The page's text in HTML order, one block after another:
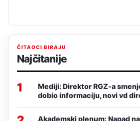
ČITAOCI BIRAJU
Najčitanije
1
Mediji: Direktor RGZ-a
dobio informaciju, novi vd
Akademski plenum: Napad